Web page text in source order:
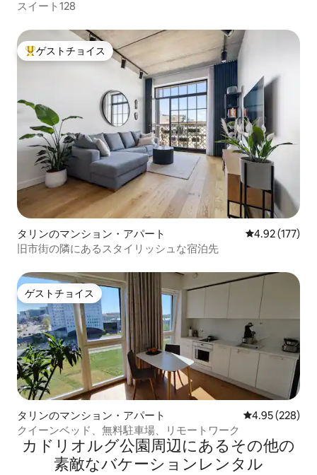
スイート128
大好評のゲストチョイスです。
ゲストチョイス
タリンのマンション・アパート レビュー177
4.92 (177)
旧市街の隣にあるスタイリッシュな宿泊先
ゲストチョイス
ゲストチョイス
タリンのマンション・アパート レビュー228
4.95 (228)
クイーンベッド、無料駐車場、リモートワーク
カドリオルグ公園⁠周⁠辺⁠に⁠あ⁠るそ⁠の⁠他⁠の
素⁠敵⁠なバ⁠ケ⁠ー⁠シ⁠ョ⁠ン⁠レ⁠ン⁠タ⁠ル